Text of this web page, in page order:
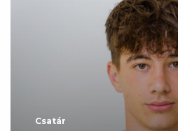
Csatár